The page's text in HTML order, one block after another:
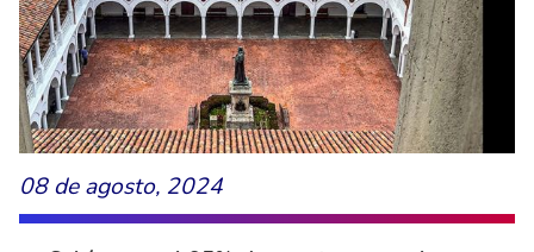
08 de agosto, 2024